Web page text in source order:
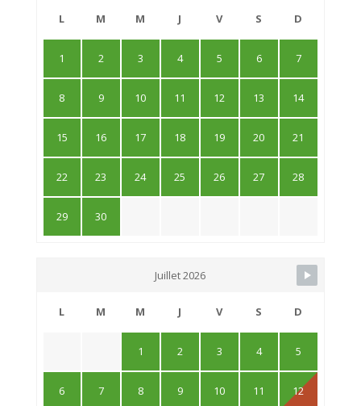
L M M J V S D
1 2 3 4 5 6 7
8 9 10 11 12 13 14
15 16 17 18 19 20 21
22 23 24 25 26 27 28
29 30
Juillet 2026
L M M J V S D
1 2 3 4 5
6 7 8 9 10 11 12